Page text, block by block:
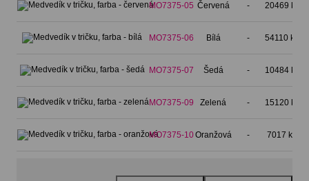
MO7375-05 Červená - 20469 ks
MO7375-06 Bílá - 54110 ks
MO7375-07 Šedá - 10484 ks
MO7375-09 Zelená - 15120 ks
MO7375-10Oranžová - 7017 ks